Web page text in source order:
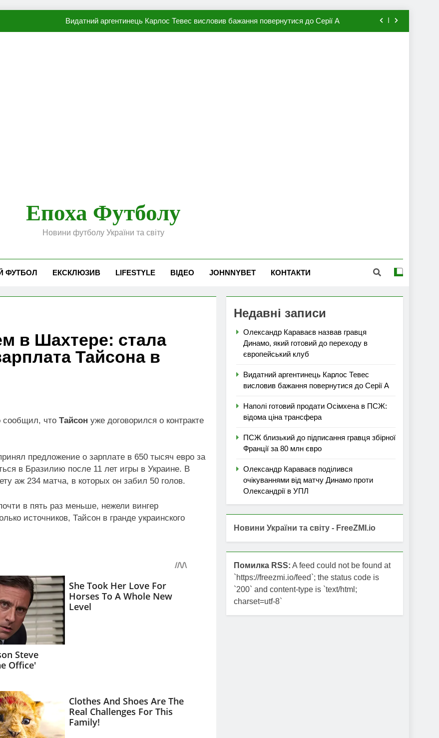
Видатний аргентинець Карлос Тевес висловив бажання повернутися до Серії А
Епоха Футболу
Новини футболу України та світу
ФУТБОЛ ЕКСКЛЮЗИВ LIFESTYLE ВІДЕО JOHNNYBET КОНТАКТИ
в Шахтере: стала
Тайсона в
сообщил, что Тайсон уже договорился о контракте
предложение о зарплате в 650 тысяч евро за
в Бразилию после 11 лет игры в Украине. В
аж 234 матча, в которых он забил 50 голов.
в пять раз меньше, нежели вингер
источников, Тайсон в гранде украинского
Недавні записи
Олександр Караваєв назвав гравця
Динамо, який готовий до переходу в
європейський клуб
Видатний аргентинець Карлос Тевес
висловив бажання повернутися до Серії А
Наполі готовий продати Осімхена в ПСЖ:
відома ціна трансфера
ПСЖ близький до підписання гравця збірної
Франції за 80 млн євро
Олександр Караваєв поділився
очікуваннями від матчу Динамо проти
Олександрії в УПЛ
Новини України та світу - FreeZMI.io
Помилка RSS: A feed could not be found at
`https://freezmi.io/feed`; the status code is
`200` and content-type is `text/html;
charset=utf-8`